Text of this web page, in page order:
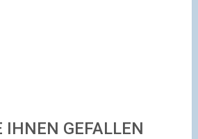
IHNEN GEFALLEN